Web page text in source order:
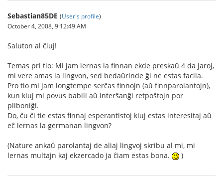
Sebastian85DE (User's profile)
October 4, 2008, 9:12:49 AM
Saluton al ĉiuj!
Temas pri tio: Mi jam lernas la finnan ekde preskaŭ 4 da jaroj,
mi vere amas la lingvon, sed bedaŭrinde ĝi ne estas facila.
Pro tio mi jam longtempe serĉas finnojn (aŭ finnparolantojn),
kun kiuj mi povus babili aŭ interŝanĝi retpoŝtojn por
pliboniĝi.
Do, ĉu ĉi tie estas finnaj esperantistoj kiuj estas interesitaj aŭ
eĉ lernas la germanan lingvon?
(Nature ankaŭ parolantaj de aliaj lingvoj skribu al mi, mi
lernas multajn kaj ekzercado ja ĉiam estas bona.
)